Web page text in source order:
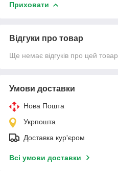
Приховати
Відгуки про товар
Ще немає відгуків про цей товар
Умови доставки
Нова Пошта
Укрпошта
Доставка кур'єром
Всі умови доставки